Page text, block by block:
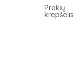
Prekių
krepšelis